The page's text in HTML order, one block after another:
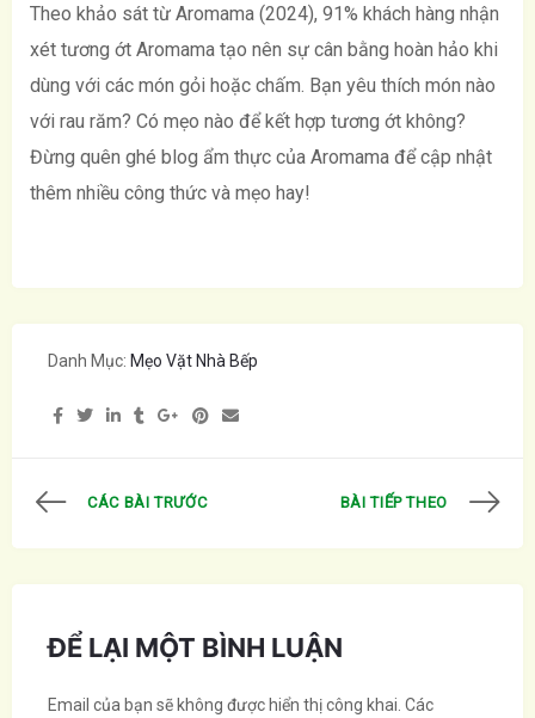
Theo khảo sát từ Aromama (2024), 91% khách hàng nhận
xét tương ớt Aromama tạo nên sự cân bằng hoàn hảo khi
dùng với các món gỏi hoặc chấm. Bạn yêu thích món nào
với rau răm? Có mẹo nào để kết hợp tương ớt không?
Đừng quên ghé blog ẩm thực của Aromama để cập nhật
thêm nhiều công thức và mẹo hay!
Danh Mục: Mẹo Vặt Nhà Bếp
CÁC BÀI TRƯỚC BÀI TIẾP THEO
ĐỂ LẠI MỘT BÌNH LUẬN
Email của bạn sẽ không được hiển thị công khai. Các